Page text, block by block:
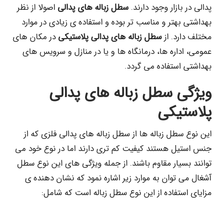
بازار وجود دارند.سطل زباله های پدالیاصولا از نظر
بهتر و مناسب تر بوده و استفاده ی زیادی در موارد
ازسطل زباله های پدالی پلاستیکیدر مکان های
ها، درمانگاه ها و یا در منازل و سرویس های
استفاده می گردد.
سطل زباله های پدالی
زباله ها از سطل زباله های پدالی فلزی که از
هستند کیفیت کم تری دارند اما در نوع خود می
مقاوم باشند. از جمله ویژگی های این نوع سطل
توان به موارد زیر اشاره نمود که نشان دهنده ی
از این نوع سطل زباله است که شامل: